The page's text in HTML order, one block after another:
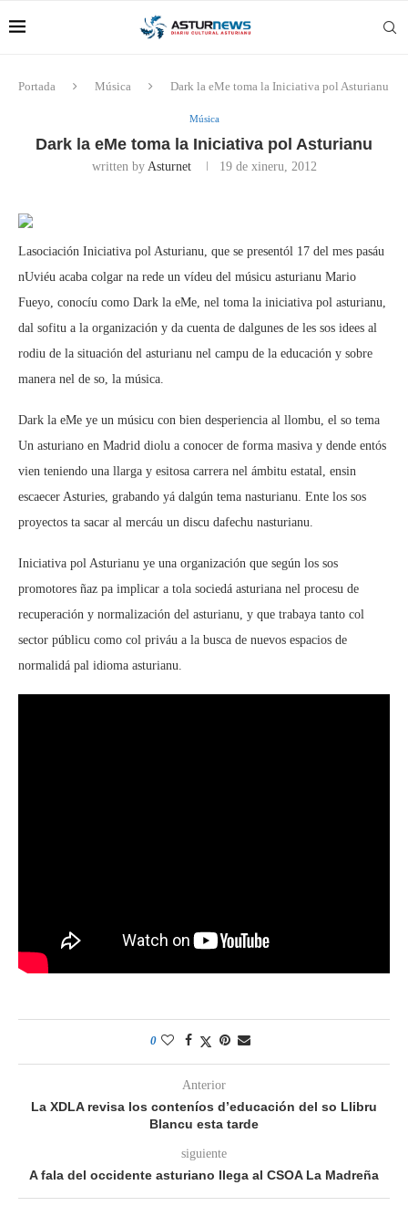
Portada Música Dark la eMe toma la Iniciativa pol Asturianu
Música
Dark la eMe toma la Iniciativa pol Asturianu
written by Asturnet 19 de xineru, 2012
Lasociación Iniciativa pol Asturianu, que se presentól 17 del mes pasáu
nUviéu acaba colgar na rede un vídeu del músicu asturianu Mario
Fueyo, conocíu como Dark la eMe, nel toma la iniciativa pol asturianu,
dal sofitu a la organización y da cuenta de dalgunes de les sos idees al
rodiu de la situación del asturianu nel campu de la educación y sobre
manera nel de so, la música.
Dark la eMe ye un músicu con bien desperiencia al llombu, el so tema
Un asturiano en Madrid diolu a conocer de forma masiva y dende entós
vien teniendo una llarga y esitosa carrera nel ámbitu estatal, ensin
escaecer Asturies, grabando yá dalgún tema nasturianu. Ente los sos
proyectos ta sacar al mercáu un discu dafechu nasturianu.
Iniciativa pol Asturianu ye una organización que según los sos
promotores ñaz pa implicar a tola sociedá asturiana nel procesu de
recuperación y normalización del asturianu, y que trabaya tanto col
sector públicu como col priváu a la busca de nuevos espacios de
normalidá pal idioma asturianu.
0
Anterior
La XDLA revisa los conteníos d’educación del so Llibru
Blancu esta tarde
siguiente
A fala del occidente asturiano llega al CSOA La Madreña